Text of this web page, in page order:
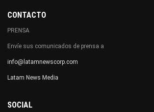
CONTACTO
PRENSA
Envíe sus comunicados de prensa a
info@latamnewscorp.com
Latam News Media
SOCIAL